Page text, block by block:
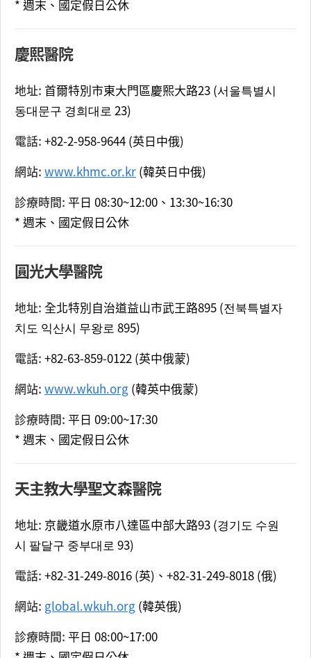
* 週末、國定假日公休
慶熙醫院
地址: 首爾特別市東大門區慶熙大路23 (서울특별시
동대문구 경희대로 23)
電話: +82-2-958-9644 (英日中俄)
網站: www.khmc.or.kr (韓英日中俄)
診療時間: 平日 08:30~12:00、13:30~16:30
* 週末、國定假日公休
圓光大學醫院
地址: 全北特別自治道益山市武王路895 (전북특별자
치도 익산시 무왕로 895)
電話: +82-63-859-0122 (英中俄蒙)
網站: www.wkuh.org (韓英中俄蒙)
診療時間: 平日 09:00~17:30
* 週末、國定假日公休
天主教大學聖文森醫院
地址: 京畿道水原市八達區中部大路93 (경기도 수원
시 팔달구 중부대로 93)
電話: +82-31-249-8016 (英)、+82-31-249-8018 (俄)
網站: global.wkuh.org (韓英俄)
診療時間: 平日 08:00~17:00